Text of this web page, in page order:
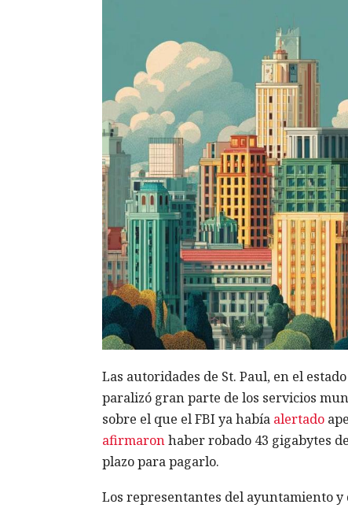
Las autoridades de St. Paul, en el
paralizó gran parte de los servicios
sobre el que el FBI ya había alertado
afirmaronhaber robado 43 gigabytes
plazo para pagarlo.
Los representantes del ayuntamiento